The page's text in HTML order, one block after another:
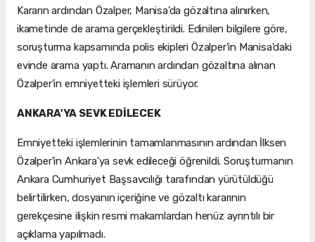
Kararın ardından Özalper, Manisa'da gözaltına alınırken,
ikametinde de arama gerçekleştirildi. Edinilen bilgilere göre,
soruşturma kapsamında polis ekipleri Özalper'in Manisa'daki
evinde arama yaptı. Aramanın ardından gözaltına alınan
Özalper'in emniyetteki işlemleri sürüyor.
ANKARA'YA SEVK EDİLECEK
Emniyetteki işlemlerinin tamamlanmasının ardından İlksen
Özalper'in Ankara'ya sevk edileceği öğrenildi. Soruşturmanın
Ankara Cumhuriyet Başsavcılığı tarafından yürütüldüğü
belirtilirken, dosyanın içeriğine ve gözaltı kararının
gerekçesine ilişkin resmi makamlardan henüz ayrıntılı bir
açıklama yapılmadı.